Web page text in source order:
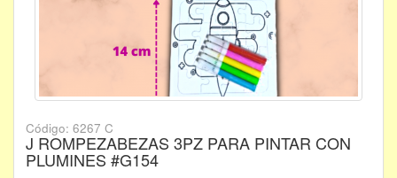
Código: 6267 C
J ROMPEZABEZAS 3PZ PARA PINTAR CON
PLUMINES #G154